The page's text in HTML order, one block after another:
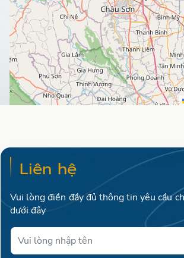
Liên hệ
Vui lòng điền đầy đủ thông tin yêu cầu
dưới đây